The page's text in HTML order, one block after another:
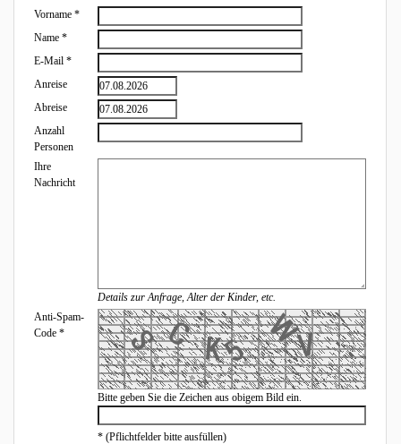
Vorname *
Name *
E-Mail *
Anreise
Abreise
Anzahl
Personen
Ihre
Nachricht
Details zur Anfrage, Alter der Kinder, etc.
Anti-Spam-
Code *
Bitte geben Sie die Zeichen aus obigem Bild ein.
* (Pflichtfelder bitte ausfüllen)